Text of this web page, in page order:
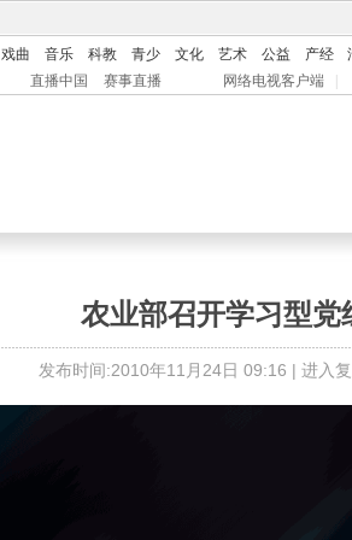
戏曲 音乐 科教 青少 文化 艺术 公益 产经
直播中国 赛事直播 网络电视客户端
农业部召开学习型党
发布时间:2010年11月24日 09:16 | 进入